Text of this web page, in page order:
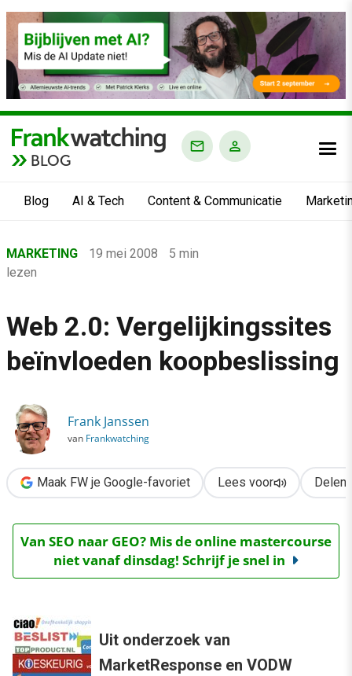
BLOG
Blog AI & Tech Content & Communicatie
›
Marketing
›
MARKETING 19 mei 2008
5 min
lezen
Web 2.0: Vergelijkingssites
beïnvloeden koopbeslissing
Frank Janssen
van Frankwatching
Maak FW je Google-favoriet Lees voor Delen
Van SEO naar GEO? Mis de online mastercourse
niet vanaf dinsdag! Schrijf je snel in
Uit onderzoek van
MarketResponse en VODW